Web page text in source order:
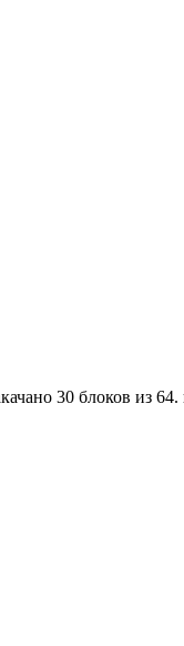
30 блоков из